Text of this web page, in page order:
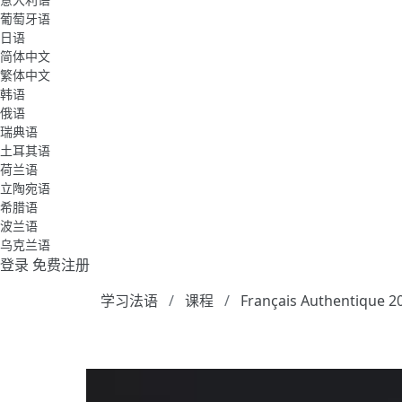
葡萄牙语
日语
简体中文
繁体中文
韩语
俄语
瑞典语
土耳其语
荷兰语
立陶宛语
希腊语
波兰语
乌克兰语
登录 免费注册
学习法语
课程 Français Authentique